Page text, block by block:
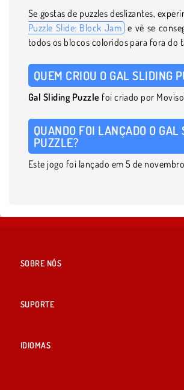
Se gostas de puzzles deslizantes,
Puzzle Slide: Block Jam e vê se
todos os blocos coloridos para fora do
QUEM CRIOU O GAL SLIDING
Gal Sliding Puzzle foi criado por
QUANDO FOI LANÇADO O GAL
PUZZLE?
Este jogo foi lançado em 5 de
SOBRE NÓS
SUPORTE
IDIOMAS